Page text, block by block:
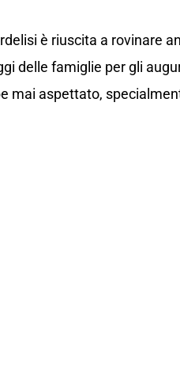
è riuscita a rovinare
delle famiglie per gli
mai aspettato,